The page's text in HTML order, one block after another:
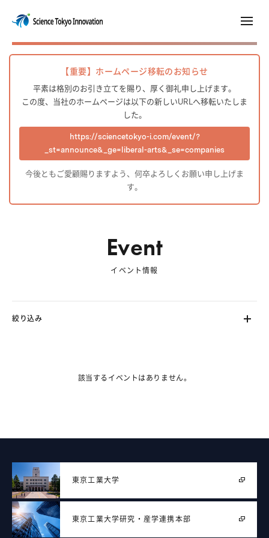
【重要】ホームページ移転のお知らせ
平素は格別のお引き立てを賜り、厚く御礼申し上げます。
この度、当社のホームページは以下の新しいURLへ移転いたしま
した。
https://sciencetokyo-i.com/event/?
_st=announce&_ge=liberal-arts&_se=companies
今後ともご愛顧賜りますよう、何卒よろしくお願い申し上げま
す。
Event
イベント情報
絞り込み
該当するイベントはありません。
東京工業大学
東京工業大学研究・産学連携本部